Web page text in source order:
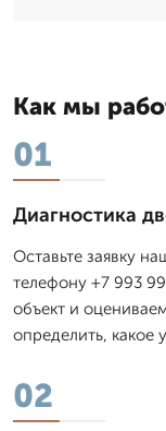
Как мы
01
Диагностика
Оставьте заявку
телефону +7 993
объект и
определить, какое
02